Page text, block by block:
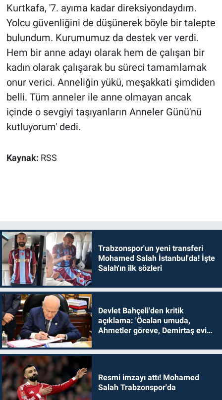
Kurtkafa, '7. ayıma kadar direksiyondaydım.
Yolcu güvenliğini de düşünerek böyle bir talepte
bulundum. Kurumumuz da destek ver verdi.
Hem bir anne adayı olarak hem de çalışan bir
kadın olarak çalışarak bu süreci tamamlamak
onur verici. Anneliğin yükü, meşakkati şimdiden
belli. Tüm anneler ile anne olmayan ancak
içinde o sevgiyi taşıyanların Anneler Günü'nü
kutluyorum' dedi.
Kaynak: RSS
Trabzonspor'un yeni transferi
Mohamed Salah İstanbul'da! İşte
Salah'ın ilk sözleri
Devlet Bahçeli'den kritik
açıklama: 'Öcalan umuda,
Ahmetler göreve, Demirtaş evine
Resmi imzayı attı! Mohamed
Salah Trabzonspor'da